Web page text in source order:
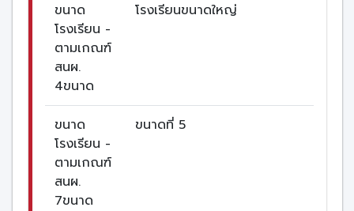
ขนาด
โรงเรียน -
ตามเกณฑ์
สนผ.
4ขนาด
โรงเรียนขนาดใหญ่
ขนาด
โรงเรียน -
ตามเกณฑ์
สนผ.
7ขนาด
ขนาดที่ 5